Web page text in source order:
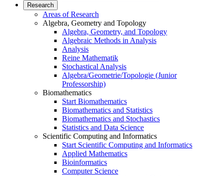
Research
Areas of Research
Algebra, Geometry and Topology
Algebra, Geometry, and Topology
Algebraic Methods in Analysis
Analysis
Reine Mathematik
Stochastical Analysis
Algebra/Geometrie/Topologie (Junior
Professorship)
Biomathematics
Start Biomathematics
Biomathematics and Statistics
Biomathematics and Stochastics
Statistics and Data Science
Scientific Computing and Informatics
Start Scientific Computing and Informatics
Applied Mathematics
Bioinformatics
Computer Science